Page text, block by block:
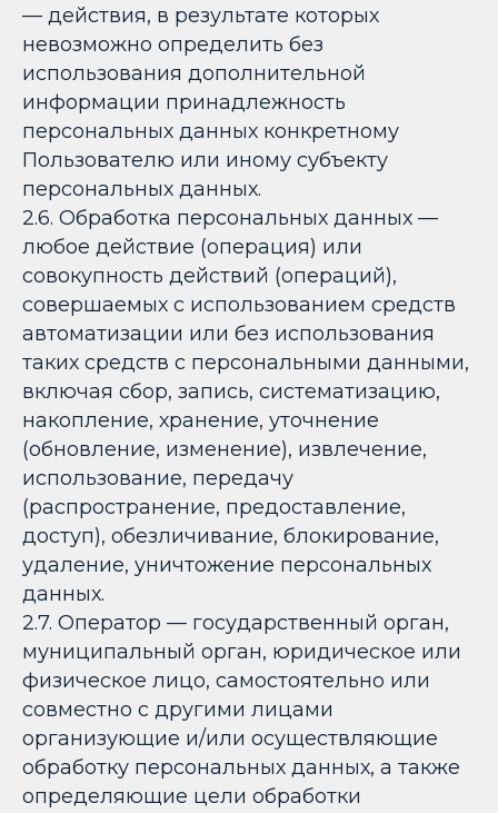
— действия, в результате которых
невозможно определить без
использования дополнительной
информации принадлежность
персональных данных конкретному
Пользователю или иному субъекту
персональных данных.
2.6. Обработка персональных данных —
любое действие (операция) или
совокупность действий (операций),
совершаемых с использованием средств
автоматизации или без использования
таких средств с персональными данными,
включая сбор, запись, систематизацию,
накопление, хранение, уточнение
(обновление, изменение), извлечение,
использование, передачу
(распространение, предоставление,
доступ), обезличивание, блокирование,
удаление, уничтожение персональных
данных.
2.7. Оператор — государственный орган,
муниципальный орган, юридическое или
физическое лицо, самостоятельно или
совместно с другими лицами
организующие и/или осуществляющие
обработку персональных данных, а также
определяющие цели обработки